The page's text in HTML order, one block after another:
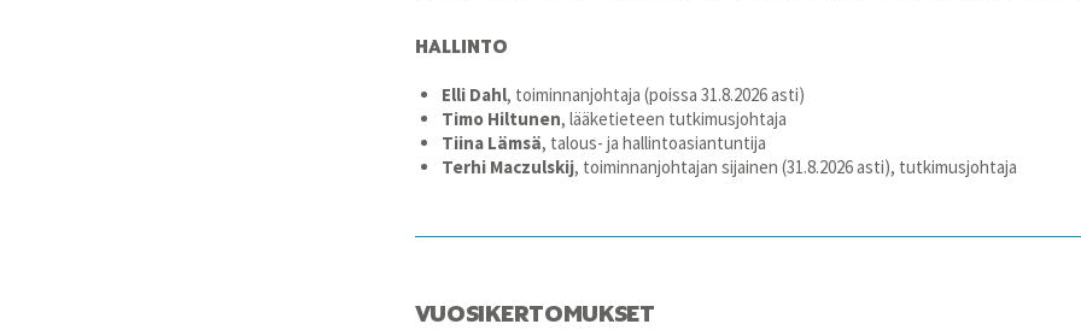
HALLINTO
Elli Dahl, toiminnanjohtaja (poissa 31.8.2026 asti)
Timo Hiltunen, lääketieteen tutkimusjohtaja
Tiina Lämsä, talous- ja hallintoasiantuntija
Terhi Maczulskij, toiminnanjohtajan sijainen (31.8.2026 asti), tutkimusjohtaja
VUOSIKERTOMUKSET